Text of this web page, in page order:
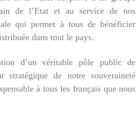
de l’Etat et au service de nos
qui permet à tous de bénéficier
dans tout le pays.
d’un véritable pôle public de
de notre souveraineté
à tous les français que nous